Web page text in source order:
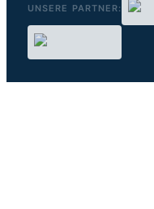
UNSERE PARTNER: